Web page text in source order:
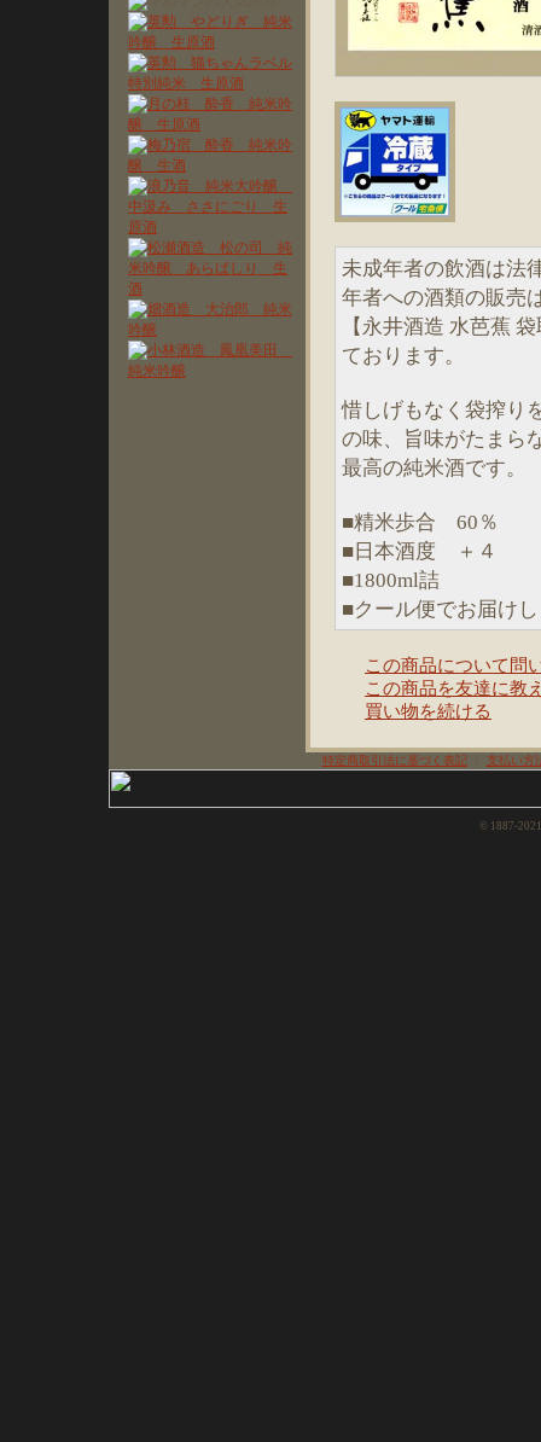
未成年者の飲酒は法
年者への酒類の販売
【永井酒造 水芭蕉
ております。
惜しげもなく袋搾り
の味、旨味がたまら
最高の純米酒です。
■精米歩合 60％
■日本酒度 ＋４
■1800ml詰
■クール便でお届け
この商品について問
この商品を友達に教
買い物を続ける
特定商取引法に基づく表記 支払い方
© 1887-